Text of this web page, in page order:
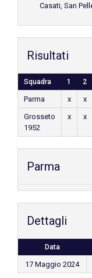
Casati, San
Risultati
Squadra 1 2
Parma x x
Grosseto
1952
x x
Parma
Dettagli
Data
17 Maggio 2024